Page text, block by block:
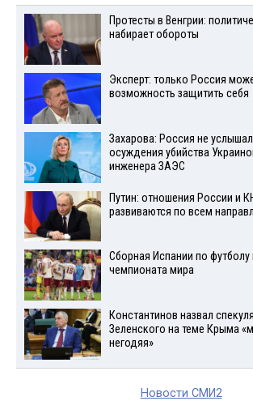
Протесты в Венгрии:
набирает обороты
Эксперт: только Россия
возможность защитить себя
Захарова: Россия не
осуждения убийства
инженера ЗАЭС
Путин: отношения России и
развиваются по всем
Сборная Испании по
чемпионата мира
Константинов назвал
Зеленского на теме Крыма
негодяя»
Новости СМИ2